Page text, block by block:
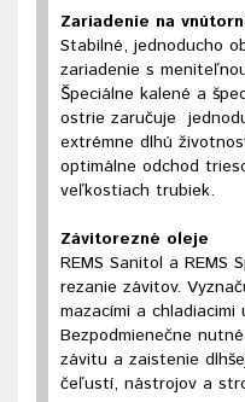
Zariadenie na
Stabilné, jednoducho
zariadenie s
Špeciálne kalené a
ostrie zaručuje
extrémne dlhú
optimálne odchod
veľkostiach trubiek.
Závitorezné oleje
REMS Sanitol a REMS
rezanie závitov.
mazacími a chladiacimi
Bezpodmienečne
závitu a zaistenie
čeľustí, nástrojov a